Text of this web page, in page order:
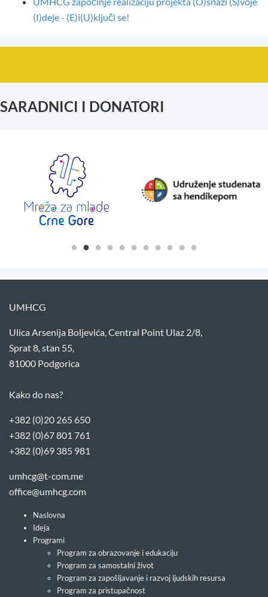
(I)deje - (E)i(U)ključi se!
SARADNICI I DONATORI
UMHCG
Ulica Arsenija Boljevića, Central Point Ulaz 2/8,
Sprat 8, stan 55,
81000 Podgorica
Kako do nas?
+382 (0)20 265 650
+382 (0)67 801 761
+382 (0)69 385 981
umhcg@t-com.me
office@umhcg.com
Naslovna
Ideja
Programi
Program za obrazovanje i edukaciju
Program za samostalni život
Program za zapošljavanje i razvoj ljudskih resursa
Program za pristupačnost